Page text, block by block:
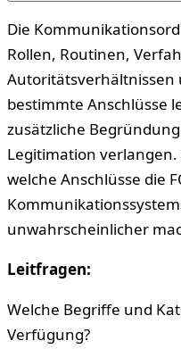
Die
Rollen, Routinen,
Autoritätsverhältnissen
bestimmte Anschlüsse
zusätzliche
Legitimation
welche Anschlüsse die
unwahrscheinlicher
Leitfragen:
Welche Begriffe und
Verfügung?